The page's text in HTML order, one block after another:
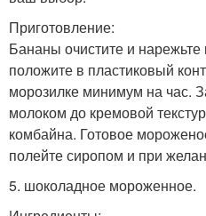
Приготовление:
Бананы очистите и
положите в пластиковый
морозилке минимум на час.
молоком до кремовой
комбайна. Готовое
полейте сиропом и при
5. шоколадное мороженное.